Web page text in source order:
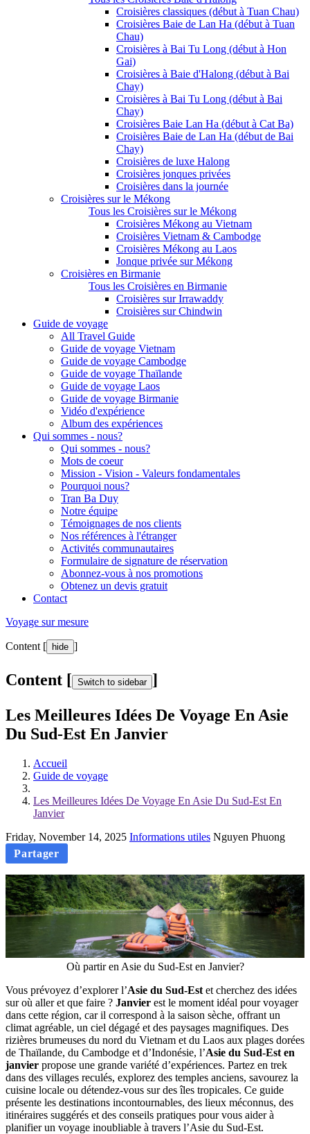
Croisières classiques (début à Tuan Chau)
Croisières Baie de Lan Ha (début à Tuan
Chau)
Croisières à Bai Tu Long (début à Hon
Gai)
Croisières à Baie d'Halong (début à Bai
Chay)
Croisières à Bai Tu Long (début à Bai
Chay)
Croisières Baie Lan Ha (début à Cat Ba)
Croisières Baie de Lan Ha (début de Bai
Chay)
Croisières de luxe Halong
Croisières jonques privées
Croisières dans la journée
Croisières sur le Mékong
Tous les Croisières sur le Mékong
Croisières Mékong au Vietnam
Croisières Vietnam & Cambodge
Croisières Mékong au Laos
Jonque privée sur Mékong
Croisières en Birmanie
Tous les Croisières en Birmanie
Croisières sur Irrawaddy
Croisières sur Chindwin
Guide de voyage
All Travel Guide
Guide de voyage Vietnam
Guide de voyage Cambodge
Guide de voyage Thaïlande
Guide de voyage Laos
Guide de voyage Birmanie
Vidéo d'expérience
Album des expériences
Qui sommes - nous?
Qui sommes - nous?
Mots de coeur
Mission - Vision - Valeurs fondamentales
Pourquoi nous?
Tran Ba Duy
Notre équipe
Témoignages de nos clients
Nos références à l'étranger
Activités communautaires
Formulaire de signature de réservation
Abonnez-vous à nos promotions
Obtenez un devis gratuit
Contact
Voyage sur mesure
Content [ hide ]
Content [ Switch to sidebar ]
Les Meilleures Idées De Voyage En Asie
Du Sud-Est En Janvier
Accueil
Guide de voyage
Les Meilleures Idées De Voyage En Asie Du Sud-Est En
Janvier
Friday, November 14, 2025 Informations utiles Nguyen Phuong
Partager
Où partir en Asie du Sud-Est en Janvier?
Vous prévoyez d’explorer l’Asie du Sud-Est et cherchez des idées
sur où aller et que faire ? Janvier est le moment idéal pour voyager
dans cette région, car il correspond à la saison sèche, offrant un
climat agréable, un ciel dégagé et des paysages magnifiques. Des
rizières brumeuses du nord du Vietnam et du Laos aux plages dorées
de Thaïlande, du Cambodge et d’Indonésie, l’Asie du Sud-Est en
janvier propose une grande variété d’expériences. Partez en trek
dans des villages reculés, explorez des temples anciens, savourez la
cuisine locale ou détendez-vous sur des îles tropicales. Ce guide
présente les destinations incontournables, des lieux méconnus, des
itinéraires suggérés et des conseils pratiques pour vous aider à
planifier un voyage inoubliable à travers l’Asie du Sud-Est.